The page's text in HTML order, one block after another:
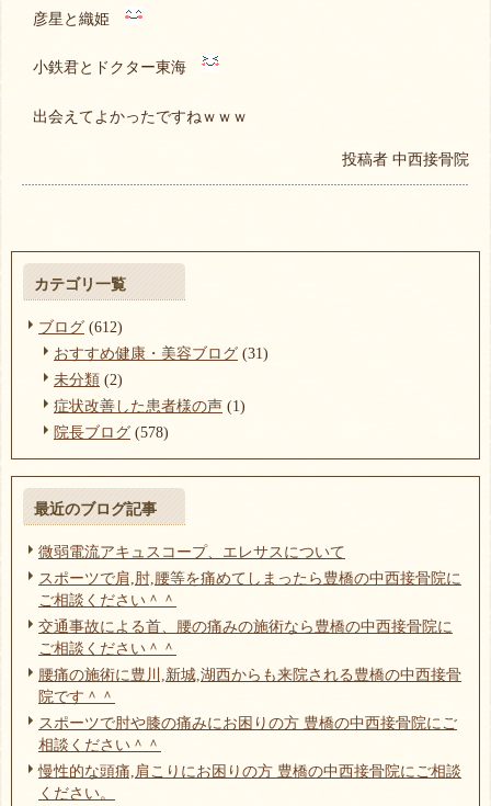
彦星と織姫
小鉄君とドクター東海
出会えてよかったですねｗｗｗ
投稿者 中西接骨院
カテゴリ一覧
ブログ (612)
おすすめ健康・美容ブログ (31)
未分類 (2)
症状改善した患者様の声 (1)
院長ブログ (578)
最近のブログ記事
微弱電流アキュスコープ、エレサスについて
スポーツで肩,肘,腰等を痛めてしまったら豊橋の中西接骨院に
ご相談ください＾＾
交通事故による首、腰の痛みの施術なら豊橋の中西接骨院に
ご相談ください＾＾
腰痛の施術に豊川,新城,湖西からも来院される豊橋の中西接骨
院です＾＾
スポーツで肘や膝の痛みにお困りの方 豊橋の中西接骨院にご
相談ください＾＾
慢性的な頭痛,肩こりにお困りの方 豊橋の中西接骨院にご相談
ください。